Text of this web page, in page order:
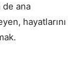
ana
hayatlarını